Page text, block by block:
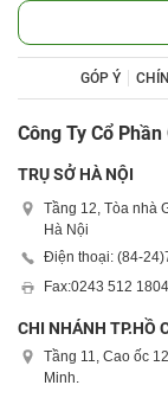
GÓP Ý
Công Ty Cổ
TRỤ SỞ HÀ NỘI
Tầng 12, Tòa nhà
Hà Nội
Điện thoại: (84-24)
Fax:0243 512 1804
CHI NHÁNH TP.HỒ
Tầng 11, Cao ốc
Minh.